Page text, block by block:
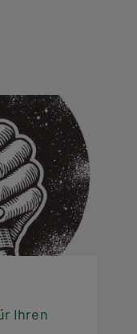
Ihren